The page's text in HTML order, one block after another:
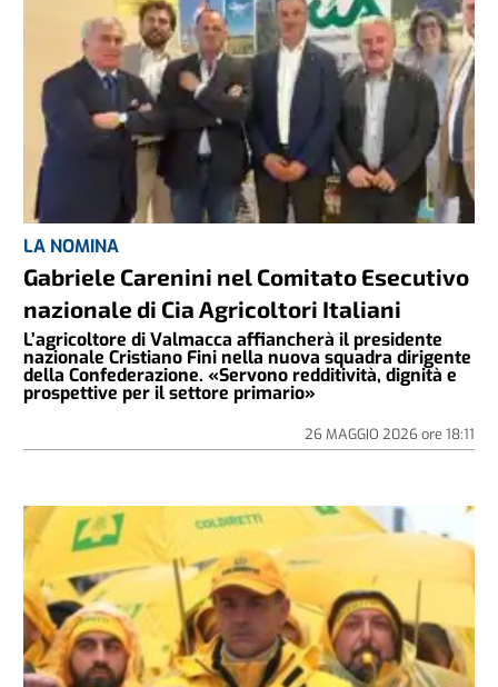
LA NOMINA
Gabriele Carenini nel Comitato Esecutivo
nazionale di Cia Agricoltori Italiani
L’agricoltore di Valmacca affiancherà il presidente
nazionale Cristiano Fini nella nuova squadra dirigente
della Confederazione. «Servono redditività, dignità e
prospettive per il settore primario»
26 MAGGIO 2026ore 18:11